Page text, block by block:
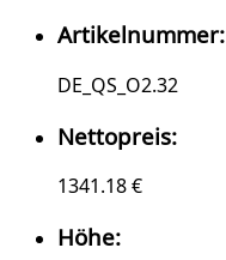
Artikelnummer:
DE_QS_O2.32
Nettopreis:
1341.18 €
Höhe: